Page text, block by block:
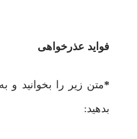
فواید عذرخواهی
*متن زیر را بخوانید و
بدهید: